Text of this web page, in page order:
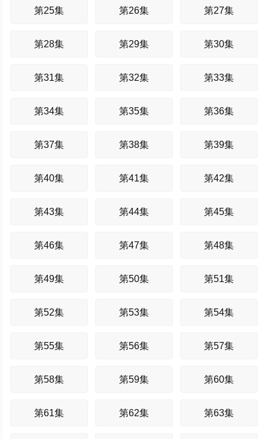
第25集 第26集 第27集
第28集 第29集 第30集
第31集 第32集 第33集
第34集 第35集 第36集
第37集 第38集 第39集
第40集 第41集 第42集
第43集 第44集 第45集
第46集 第47集 第48集
第49集 第50集 第51集
第52集 第53集 第54集
第55集 第56集 第57集
第58集 第59集 第60集
第61集 第62集 第63集